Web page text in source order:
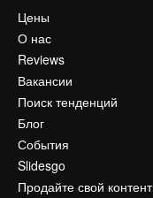
Цены
О нас
Reviews
Вакансии
Поиск тенденций
Блог
События
Slidesgo
Продайте свой контент